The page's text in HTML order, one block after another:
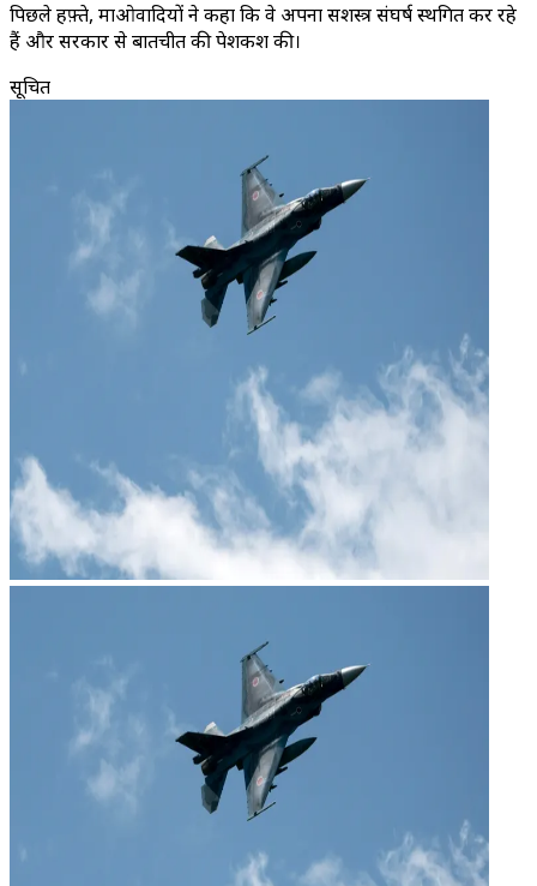
पिछले हफ़्ते, माओवादियों ने कहा कि वे अपना सशस्त्र संघर्ष स्थगित कर रहे
हैं और सरकार से बातचीत की पेशकश की।
सूचित